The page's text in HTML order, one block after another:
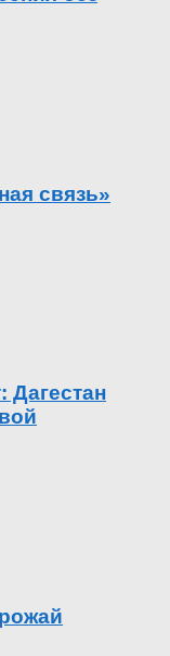
связь»
Дагестан